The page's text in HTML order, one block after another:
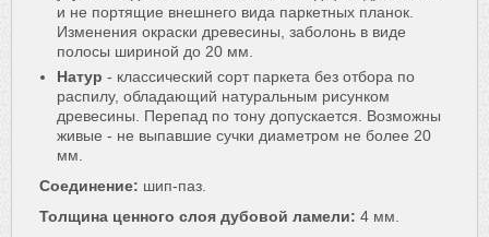
и не портящие внешнего вида паркетных планок.
Изменения окраски древесины, заболонь в виде
полосы шириной до 20 мм.
Натур - классический сорт паркета без отбора по
распилу, обладающий натуральным рисунком
древесины. Перепад по тону допускается. Возможны
живые - не выпавшие сучки диаметром не более 20
мм.
Соединение: шип-паз.
Толщина ценного слоя дубовой ламели: 4 мм.